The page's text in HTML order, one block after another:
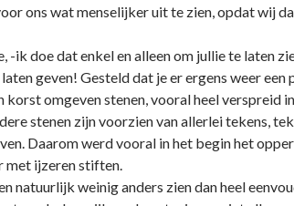
ons wat menselijker uit te zien, opdat wij
-ik doe dat enkel en alleen om jullie te laten
geven! Gesteld dat je er ergens weer
korst omgeven stenen, vooral heel verspreid
stenen zijn voorzien van allerlei tekens,
Daarom werd vooral in het begin het
met ijzeren stiften.
natuurlijk weinig anders zien dan heel